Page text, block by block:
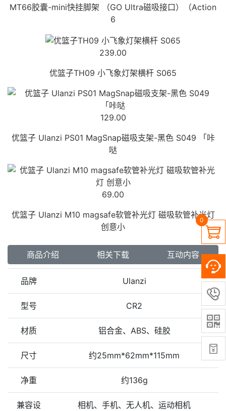

0



MT66胶囊-mini快挂脚架 （GO Ultra磁吸接口）（Action
6
239.00
优篮子TH09 小飞象灯架横杆 S065
129.00
优篮子 Ulanzi PS01 MagSnap磁吸支架-黑色 S049 「咔
哒
69.00
优篮子 Ulanzi M10 magsafe软管补光灯 磁吸软管补光灯
创意小
商品介绍 相关下载 互动内容
品牌 Ulanzi
型号 CR2
材质 铝合金、ABS、硅胶
尺寸 约25mm*62mm*115mm
净重 约136g
兼容设
相机、手机、无人机、运动相机